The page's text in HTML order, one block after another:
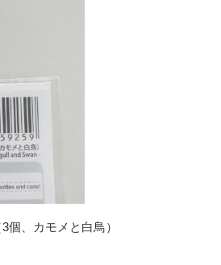
、カモメと白鳥）